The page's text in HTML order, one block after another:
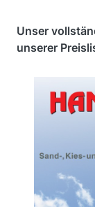
Unser
unserer